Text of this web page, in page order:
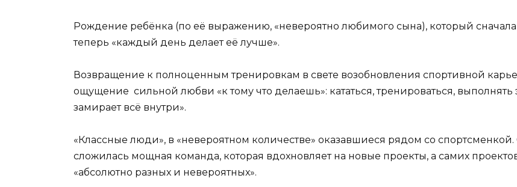
Рождение ребёнка (по её выражению, «невероятно любимого сына), который сначала
теперь «каждый день делает её лучше».
Возвращение к полноценным тренировкам в свете возобновления спортивной
ощущение сильной любви «к тому что делаешь»: кататься, тренироваться, выполнять
замирает всё внутри».
«Классные люди», в «невероятном количестве» оказавшиеся рядом со спортсменкой.
сложилась мощная команда, которая вдохновляет на новые проекты, а самих
«абсолютно разных и невероятных».